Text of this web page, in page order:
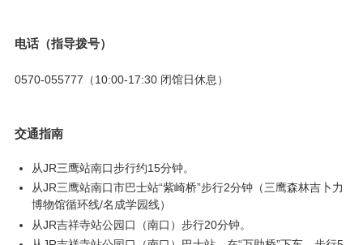
电话（指导拨号）
0570-055777（10:00-17:30 闭馆日休息）
交通指南
从JR三鹰站南口步行约15分钟。
从JR三鹰站南口市巴士站“紫崎桥”步行2分钟（三鹰森林吉卜力
博物馆循环线/名成学园线）
从JR吉祥寺站公园口（南口）步行20分钟。